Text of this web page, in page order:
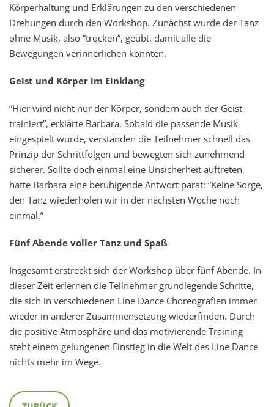
Körperhaltung und Erklärungen zu den verschiedenen
Drehungen durch den Workshop. Zunächst wurde der Tanz
ohne Musik, also “trocken”, geübt, damit alle die
Bewegungen verinnerlichen konnten.
Geist und Körper im Einklang
“Hier wird nicht nur der Körper, sondern auch der Geist
trainiert”, erklärte Barbara. Sobald die passende Musik
eingespielt wurde, verstanden die Teilnehmer schnell das
Prinzip der Schrittfolgen und bewegten sich zunehmend
sicherer. Sollte doch einmal eine Unsicherheit auftreten,
hatte Barbara eine beruhigende Antwort parat: “Keine Sorge,
den Tanz wiederholen wir in der nächsten Woche noch
einmal.”
Fünf Abende voller Tanz und Spaß
Insgesamt erstreckt sich der Workshop über fünf Abende. In
dieser Zeit erlernen die Teilnehmer grundlegende Schritte,
die sich in verschiedenen Line Dance Choreografien immer
wieder in anderer Zusammensetzung wiederfinden. Durch
die positive Atmosphäre und das motivierende Training
steht einem gelungenen Einstieg in die Welt des Line Dance
nichts mehr im Wege.